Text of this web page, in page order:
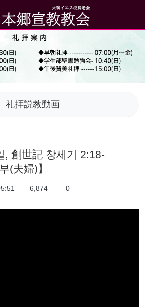
礼拝説教動画
, 創世記 창세기 2:18-
(夫婦)】
6,874 0